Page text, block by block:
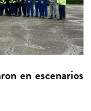
en escenarios